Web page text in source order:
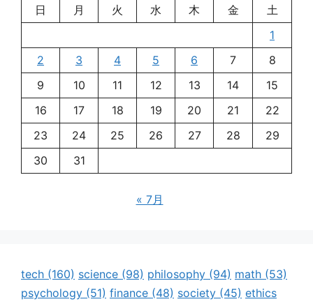
日
月 火 水 木 金
土
1
2
3 4 5 6 7
8
9
10 11 12 13 14
15
16
17 18 19 20 21
22
23
24 25 26 27 28
29
30
31
« 7月
tech (160) science (98) philosophy (94) math (53)
psychology (51) finance (48) society (45) ethics